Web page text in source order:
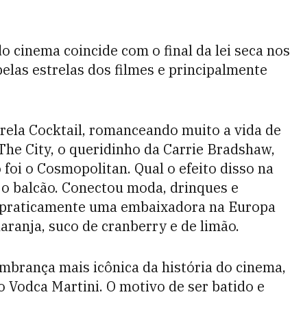
cinema coincide com o final da lei seca nos
estrelas dos filmes e principalmente
Cocktail, romanceando muito a vida de
City, o queridinho da Carrie Bradshaw,
o Cosmopolitan. Qual o efeito disso na
balcão. Conectou moda, drinques e
uma embaixadora na Europa
suco de cranberry e de limão.
mais icônica da história do cinema,
Vodca Martini. O motivo de ser batido e